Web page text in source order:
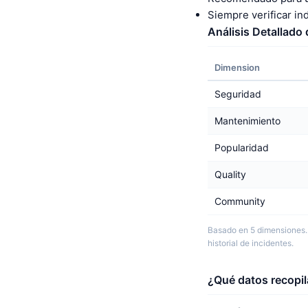
Siempre verificar
Análisis Detallado
Dimension
Seguridad
Mantenimiento
Popularidad
Quality
Community
Basado en 5
historial de incidentes.
¿Qué datos